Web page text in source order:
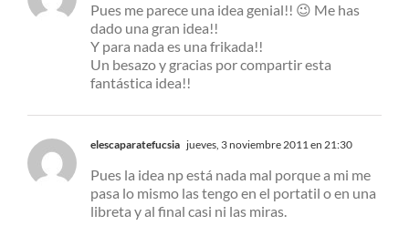
Pues me parece una idea genial!! 😉 Me has
dado una gran idea!!
Y para nada es una frikada!!
Un besazo y gracias por compartir esta
fantástica idea!!
elescaparatefucsia jueves, 3 noviembre 2011 en 21:30
Pues la idea np está nada mal porque a mi me
pasa lo mismo las tengo en el portatil o en una
libreta y al final casi ni las miras.